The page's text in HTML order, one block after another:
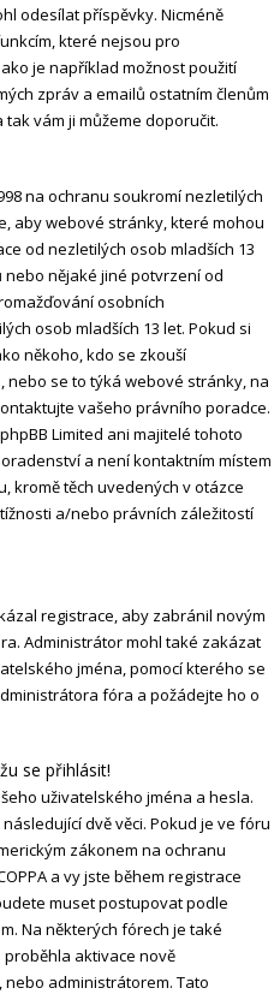
odesílat příspěvky. Nicméně
které nejsou pro
je například možnost použití
zpráv a emailů ostatním členům
vám ji můžeme doporučit.
na ochranu soukromí nezletilých
aby webové stránky, které mohou
od nezletilých osob mladších 13
nějaké jiné potvrzení od
osobních
osob mladších 13 let. Pokud si
někoho, kdo se zkouší
se to týká webové stránky, na
vašeho právního poradce.
Limited ani majitelé tohoto
a není kontaktním místem
kromě těch uvedených v otázce
a/nebo právních záležitostí
registrace, aby zabránil novým
Administrátor mohl také zakázat
jména, pomocí kterého se
fóra a požádejte ho o
se přihlásit!
uživatelského jména a hesla.
dvě věci. Pokud je ve fóru
zákonem na ochranu
a vy jste během registrace
muset postupovat podle
Na některých fórech je také
aktivace nově
administrátorem. Tato